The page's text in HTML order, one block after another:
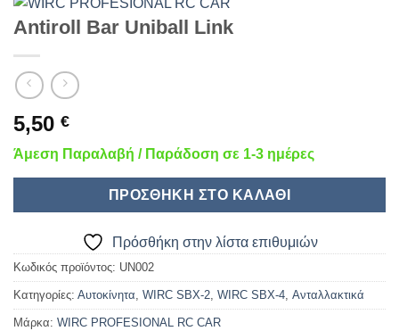
Antiroll Bar Uniball Link
5,50 €
Άμεση Παραλαβή / Παράδοση σε 1-3 ημέρες
ΠΡΟΣΘΉΚΗ ΣΤΟ ΚΑΛΆΘΙ
Πρόσθήκη στην λίστα επιθυμιών
Κωδικός προϊόντος: UN002
Κατηγορίες: Αυτοκίνητα, WIRC SBX-2, WIRC SBX-4, Ανταλλακτικά
Μάρκα: WIRC PROFESIONAL RC CAR